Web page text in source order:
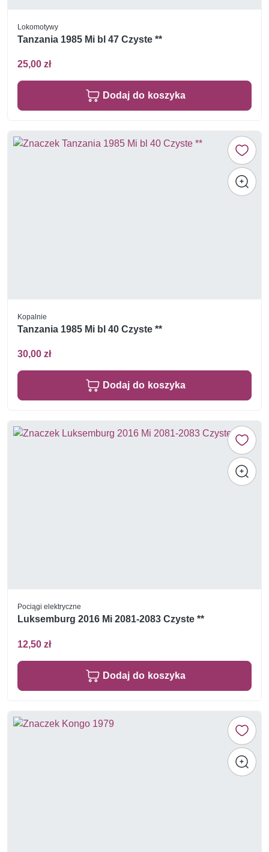
Lokomotywy
Tanzania 1985 Mi bl 47 Czyste **
25,00 zł
Dodaj do koszyka
Kopalnie
Tanzania 1985 Mi bl 40 Czyste **
30,00 zł
Dodaj do koszyka
Pociągi elektryczne
Luksemburg 2016 Mi 2081-2083 Czyste **
12,50 zł
Dodaj do koszyka